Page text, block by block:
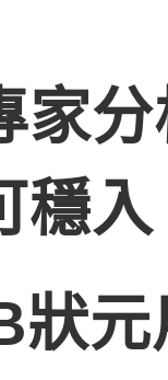
家
穩
狀